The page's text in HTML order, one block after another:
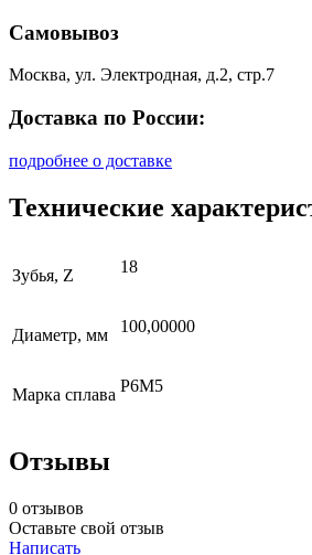
Самовывоз
Москва, ул. Электродная, д.2, стр.7
Доставка по России:
подробнее о доставке
Технические
Зубья, Z 18
Диаметр, мм 100,00000
Марка сплава Р6М5
Отзывы
0 отзывов
Оставьте свой отзыв
Написать